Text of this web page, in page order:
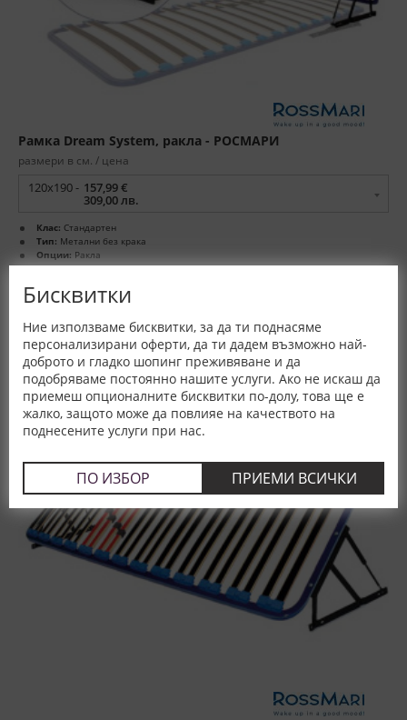
Бисквитки
Ние използваме бисквитки, за да ти поднасяме
персонализирани оферти, да ти дадем възможно най-
доброто и гладко шопинг преживяване и да
подобряваме постоянно нашите услуги. Ако не искаш да
приемеш опционалните бисквитки по-долу, това ще е
жалко, защото може да повлияе на качеството на
поднесените услуги при нас.
ПО ИЗБОР ПРИЕМИ ВСИЧКИ
Рамка Dream System, ракла - РОСМАРИ
размери в см. / цена
120x190 - 157,99 €
309,00 лв.
Клас: Стандартен
Тип: Метални без крака
Опции: Ракла
Гаранция:3 год.